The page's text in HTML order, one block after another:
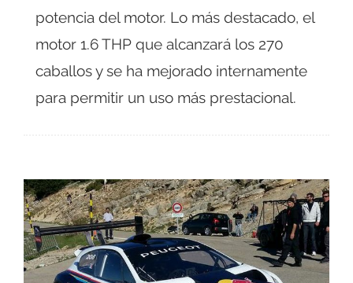
potencia del motor. Lo más destacado, el
motor 1.6 THP que alcanzará los 270
caballos y se ha mejorado internamente
para permitir un uso más prestacional.